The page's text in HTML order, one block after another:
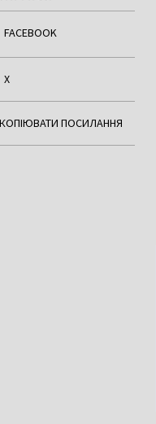
FACEBOOK
X
КОПІЮВАТИ ПОСИЛАННЯ